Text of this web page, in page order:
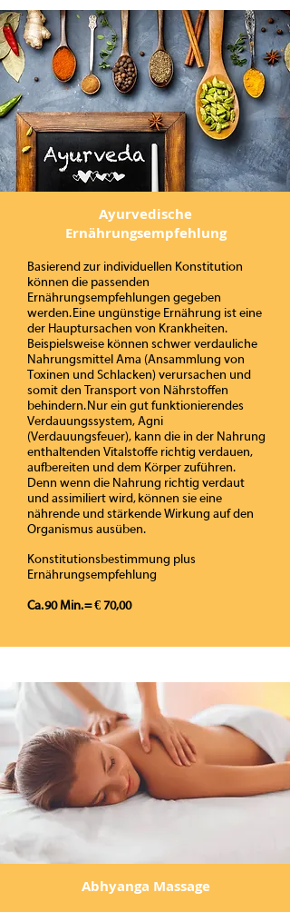
Ayurvedische
Ernährungsempfehlung
Basierend zur individuellen Konstitution
können die passenden
Ernährungsempfehlungen gegeben
werden. Eine ungünstige Ernährung ist eine
der Hauptursachen von Krankheiten.
Beispielsweise können schwer verdauliche
Nahrungsmittel Ama (Ansammlung von
Toxinen und Schlacken) verursachen und
somit den Transport von Nährstoffen
behindern. Nur ein gut funktionierendes
Verdauungssystem, Agni
(Verdauungsfeuer), kann die in der Nahrung
enthaltenden Vitalstoffe richtig verdauen,
aufbereiten und dem Körper zuführen.
Denn wenn die Nahrung richtig verdaut
und assimiliert wird, können sie eine
nährende und stärkende Wirkung auf den
Organismus ausüben.
Konstitutionsbestimmung plus
Ernährungsempfehlung
Ca. 90 Min. = € 70,00
Abhyanga Massage